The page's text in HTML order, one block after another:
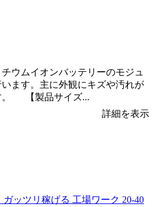
ウムイオンバッテリーのモジュ
ます。主に外観にキズや汚れが
。 【製品サイズ...
詳細を表示